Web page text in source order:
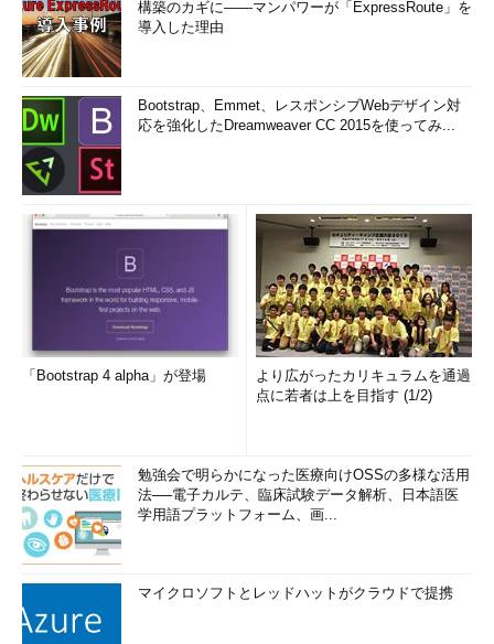
構築のカギに――マンパワーが「ExpressRoute」を
導入した理由
Bootstrap、Emmet、レスポンシブWebデザイン対
応を強化したDreamweaver CC 2015を使ってみ...
「Bootstrap 4 alpha」が登場
より広がったカリキュラムを通過
点に若者は上を目指す (1/2)
勉強会で明らかになった医療向けOSSの多様な活用
法──電子カルテ、臨床試験データ解析、日本語医
学用語プラットフォーム、画...
マイクロソフトとレッドハットがクラウドで提携